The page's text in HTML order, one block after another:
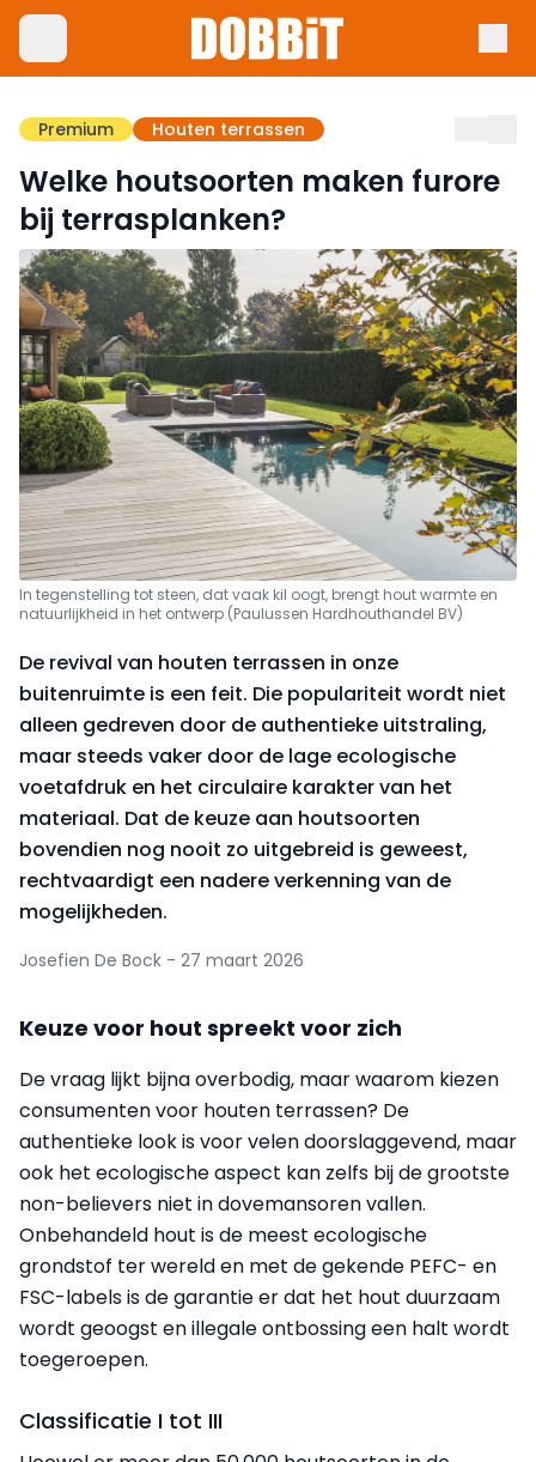
Premium Houten terrassen
Welke houtsoorten maken furore
bij terrasplanken?
In tegenstelling tot steen, dat vaak kil oogt, brengt hout warmte en
natuurlijkheid in het ontwerp (Paulussen Hardhouthandel BV)
De revival van houten terrassen in onze
buitenruimte is een feit. Die populariteit wordt niet
alleen gedreven door de authentieke uitstraling,
maar steeds vaker door de lage ecologische
voetafdruk en het circulaire karakter van het
materiaal. Dat de keuze aan houtsoorten
bovendien nog nooit zo uitgebreid is geweest,
rechtvaardigt een nadere verkenning van de
mogelijkheden.
Josefien De Bock - 27 maart 2026
Keuze voor hout spreekt voor zich
De vraag lijkt bijna overbodig, maar waarom kiezen
consumenten voor houten terrassen? De
authentieke look is voor velen doorslaggevend, maar
ook het ecologische aspect kan zelfs bij de grootste
non-believers niet in dovemansoren vallen.
Onbehandeld hout is de meest ecologische
grondstof ter wereld en met de gekende PEFC- en
FSC-labels is de garantie er dat het hout duurzaam
wordt geoogst en illegale ontbossing een halt wordt
toegeroepen.
Classificatie I tot III